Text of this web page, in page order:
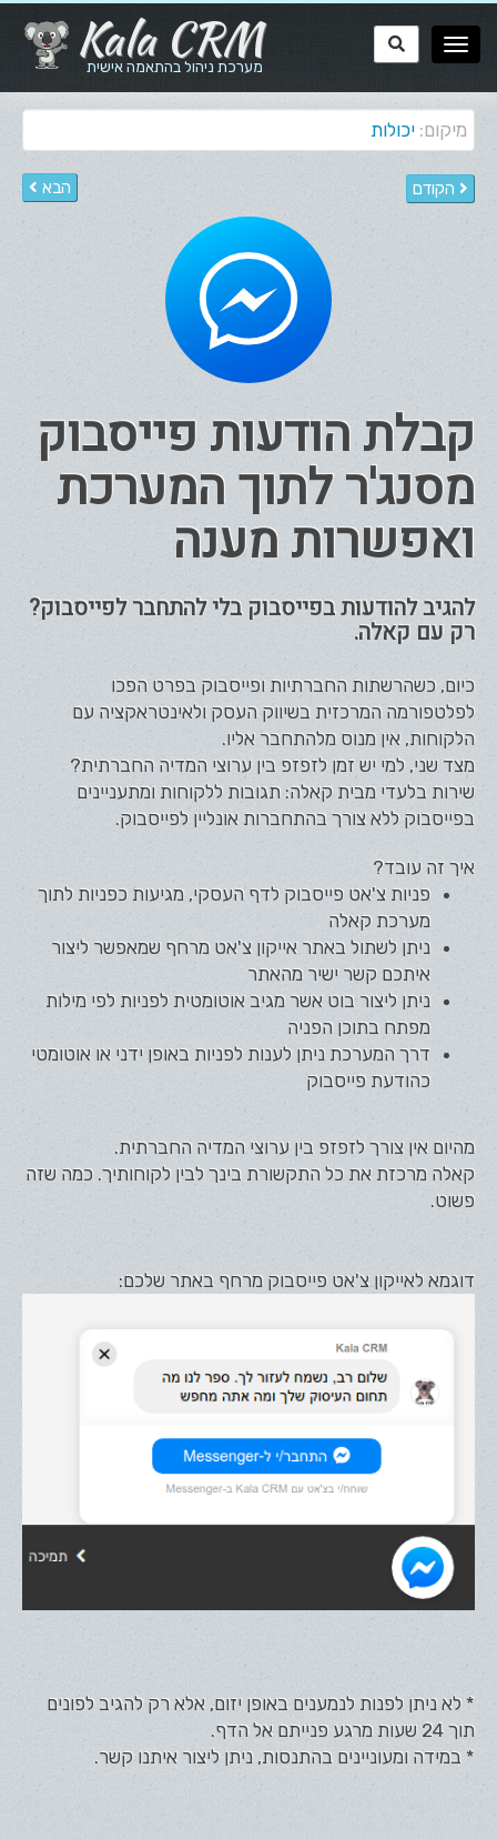
Kala CRM
מערכת ניהול בהתאמה אישית
מיקום: יכולות
הקודם הבא
קבלת הודעות פייסבוק
מסנג'ר לתוך המערכת
ואפשרות מענה
להגיב להודעות בפייסבוק בלי להתחבר לפייסבוק?
רק עם קאלה.
כיום, כשהרשתות החברתיות ופייסבוק בפרט הפכו
לפלטפורמה המרכזית בשיווק העסק ולאינטראקציה עם
הלקוחות, אין מנוס מלהתחבר אליו.
מצד שני, למי יש זמן לזפזפ בין ערוצי המדיה החברתית?
שירות בלעדי מבית קאלה: תגובות ללקוחות ומתעניינים
בפייסבוק ללא צורך בהתחברות אונליין לפייסבוק.
איך זה עובד?
פניות צ'אט פייסבוק לדף העסקי, מגיעות כפניות לתוך
מערכת קאלה
ניתן לשתול באתר אייקון צ'אט מרחף שמאפשר ליצור
איתכם קשר ישיר מהאתר
ניתן ליצור בוט אשר מגיב אוטומטית לפניות לפי מילות
מפתח בתוכן הפניה
דרך המערכת ניתן לענות לפניות באופן ידני או אוטומטי
כהודעת פייסבוק
מהיום אין צורך לזפזפ בין ערוצי המדיה החברתית.
קאלה מרכזת את כל התקשורת בינך לבין לקוחותיך. כמה שזה
פשוט.
דוגמא לאייקון צ'אט פייסבוק מרחף באתר שלכם:
* לא ניתן לפנות לנמענים באופן יזום, אלא רק להגיב לפונים
תוך 24 שעות מרגע פנייתם אל הדף.
* במידה ומעוניינים בהתנסות, ניתן ליצור איתנו קשר.